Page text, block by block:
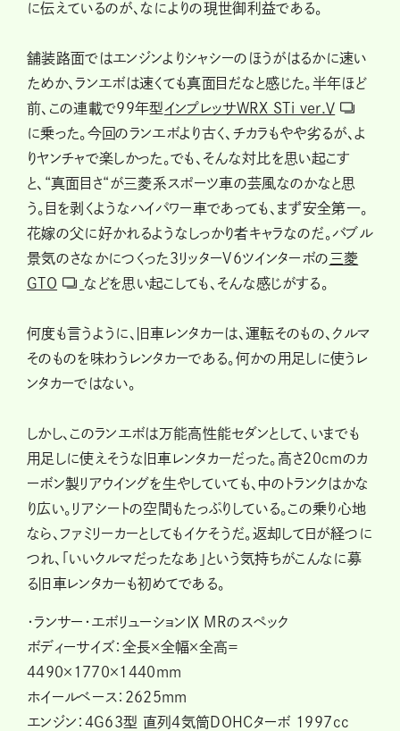
に伝えているのが、なによりの現世御利益である。
舗装路面ではエンジンよりシャシーのほうがはるかに速い
ためか、ランエボは速くても真面目だなと感じた。半年ほど
前、この連載で99年型インプレッサWRX STi ver.Ⅴ
に乗った。今回のランエボより古く、チカラもやや劣るが、よ
りヤンチャで楽しかった。でも、そんな対比を思い起こす
と、“真面目さ“が三菱系スポーツ車の芸風なのかなと思
う。目を剥くようなハイパワー車であっても、まず安全第一。
花嫁の父に好かれるようなしっかり者キャラなのだ。バブル
景気のさなかにつくった３リッターV6ツインターボの 三菱
GTO
などを思い起こしても、そんな感じがする。
何度も言うように、旧車レンタカーは、運転そのもの、クルマ
そのものを味わうレンタカーである。何かの用足しに使うレ
ンタカーではない。
しかし、このランエボは万能高性能セダンとして、いまでも
用足しに使えそうな旧車レンタカーだった。高さ20cmのカ
ーボン製リアウイングを生やしていても、中のトランクはかな
り広い。リアシートの空間もたっぷりしている。この乗り心地
なら、ファミリーカーとしてもイケそうだ。返却して日が経つに
つれ、「いいクルマだったなあ」という気持ちがこんなに募
る旧車レンタカーも初めてである。
・ランサー・エボリューションⅨ MRのスペック
ボディーサイズ：全長×全幅×全高＝
4490×1770×1440mm
ホイールベース：2625mm
エンジン：4G63型 直列4気筒DOHCターボ 1997cc